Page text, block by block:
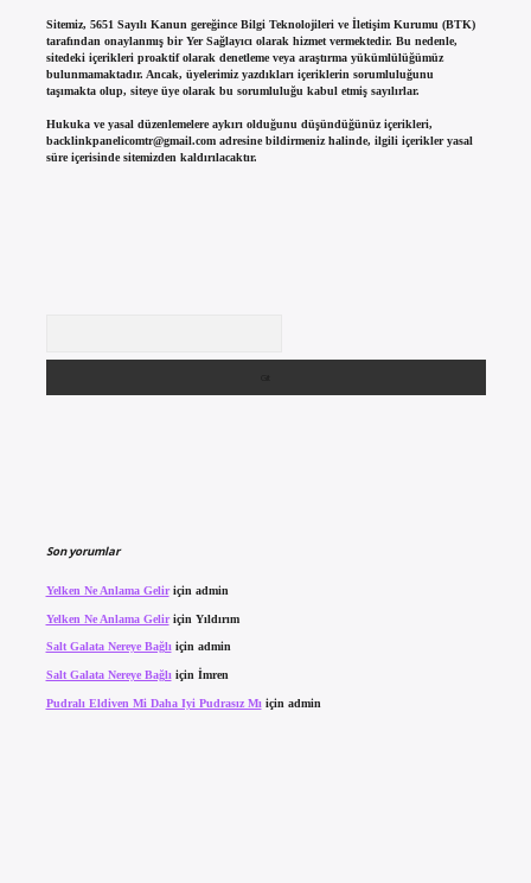
Sitemiz, 5651 Sayılı Kanun gereğince Bilgi Teknolojileri ve İletişim Kurumu (BTK)
tarafından onaylanmış bir Yer Sağlayıcı olarak hizmet vermektedir. Bu nedenle,
sitedeki içerikleri proaktif olarak denetleme veya araştırma yükümlülüğümüz
bulunmamaktadır. Ancak, üyelerimiz yazdıkları içeriklerin sorumluluğunu
taşımakta olup, siteye üye olarak bu sorumluluğu kabul etmiş sayılırlar.
Hukuka ve yasal düzenlemelere aykırı olduğunu düşündüğünüz içerikleri,
backlinkpanelicomtr@gmail.comadresine bildirmeniz halinde, ilgili içerikler yasal
süre içerisinde sitemizden kaldırılacaktır.
Son yorumlar
Yelken Ne Anlama Geliriçin admin
Yelken Ne Anlama Geliriçin Yıldırım
Salt Galata Nereye Bağlıiçin admin
Salt Galata Nereye Bağlı için İmren
Pudralı Eldiven Mi Daha Iyi Pudrasız Mı için admin